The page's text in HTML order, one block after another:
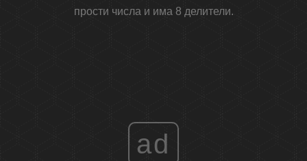
прости числа и има 8 делители.
ad